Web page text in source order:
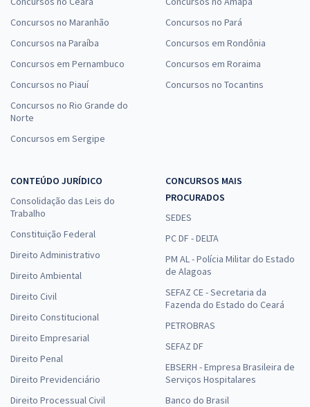
Concursos no Maranhão
Concursos na Paraíba
Concursos em Pernambuco
Concursos no Piauí
Concursos no Rio Grande do
Norte
Concursos em Sergipe
Concursos no Pará
Concursos em Rondônia
Concursos em Roraima
Concursos no Tocantins
CONTEÚDO JURÍDICO
Consolidação das Leis do
Trabalho
Constituição Federal
Direito Administrativo
Direito Ambiental
Direito Civil
Direito Constitucional
Direito Empresarial
Direito Penal
Direito Previdenciário
Direito Processual Civil
CONCURSOS MAIS
PROCURADOS
SEDES
PC DF - DELTA
PM AL - Polícia Militar do Estado
de Alagoas
SEFAZ CE - Secretaria da
Fazenda do Estado do Ceará
PETROBRAS
SEFAZ DF
EBSERH - Empresa Brasileira de
Serviços Hospitalares
Banco do Brasil